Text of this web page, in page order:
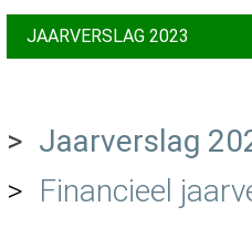
JAARVERSLAG 2023
> Jaarverslag
> Financieel